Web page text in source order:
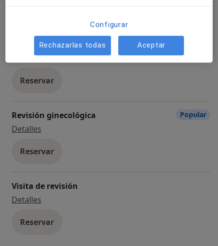
Obstetricia
DetallesVisitas sucesivas Ginecología y Obstetricia
Reservar
Revisión ginecológica
Detalles
Reservar
Popular
Visita de revisión
Detalles
Reservar
Configurar
Rechazarlas todas Aceptar